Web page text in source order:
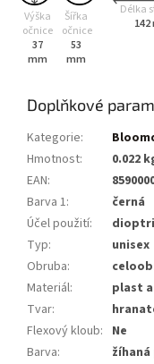
Výška
očnice
37
mm
Šířka
očnice
53
mm
Délka
Doplňkové
Kategorie:
Hmotnost:
0.022
EAN:
Barva 1:
černá
Účel použití:
Typ:
unisex
Obruba:
Materiál:
plast
Tvar:
Flexový kloub: Ne
Barva: